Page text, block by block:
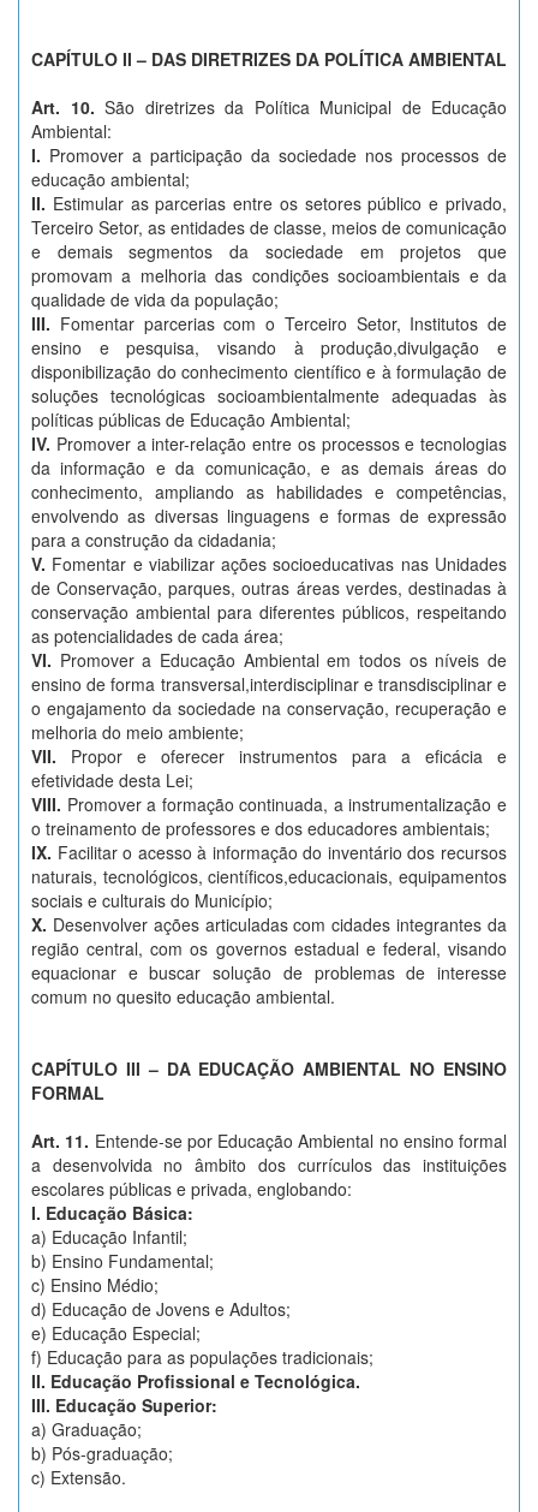
CAPÍTULO II – DAS DIRETRIZES DA POLÍTICA AMBIENTAL
Art. 10. São diretrizes da Política Municipal de Educação
Ambiental:
I. Promover a participação da sociedade nos processos de
educação ambiental;
II. Estimular as parcerias entre os setores público e privado,
Terceiro Setor, as entidades de classe, meios de comunicação
e demais segmentos da sociedade em projetos que
promovam a melhoria das condições socioambientais e da
qualidade de vida da população;
III. Fomentar parcerias com o Terceiro Setor, Institutos de
ensino e pesquisa, visando à produção,divulgação e
disponibilização do conhecimento científico e à formulação de
soluções tecnológicas socioambientalmente adequadas às
políticas públicas de Educação Ambiental;
IV. Promover a inter-relação entre os processos e tecnologias
da informação e da comunicação, e as demais áreas do
conhecimento, ampliando as habilidades e competências,
envolvendo as diversas linguagens e formas de expressão
para a construção da cidadania;
V. Fomentar e viabilizar ações socioeducativas nas Unidades
de Conservação, parques, outras áreas verdes, destinadas à
conservação ambiental para diferentes públicos, respeitando
as potencialidades de cada área;
VI. Promover a Educação Ambiental em todos os níveis de
ensino de forma transversal,interdisciplinar e transdisciplinar e
o engajamento da sociedade na conservação, recuperação e
melhoria do meio ambiente;
VII. Propor e oferecer instrumentos para a eficácia e
efetividade desta Lei;
VIII. Promover a formação continuada, a instrumentalização e
o treinamento de professores e dos educadores ambientais;
IX. Facilitar o acesso à informação do inventário dos recursos
naturais, tecnológicos, científicos,educacionais, equipamentos
sociais e culturais do Município;
X. Desenvolver ações articuladas com cidades integrantes da
região central, com os governos estadual e federal, visando
equacionar e buscar solução de problemas de interesse
comum no quesito educação ambiental.
CAPÍTULO III – DA EDUCAÇÃO AMBIENTAL NO ENSINO
FORMAL
Art. 11. Entende-se por Educação Ambiental no ensino formal
a desenvolvida no âmbito dos currículos das instituições
escolares públicas e privada, englobando:
I. Educação Básica:
a) Educação Infantil;
b) Ensino Fundamental;
c) Ensino Médio;
d) Educação de Jovens e Adultos;
e) Educação Especial;
f) Educação para as populações tradicionais;
II. Educação Profissional e Tecnológica.
III. Educação Superior:
a) Graduação;
b) Pós-graduação;
c) Extensão.